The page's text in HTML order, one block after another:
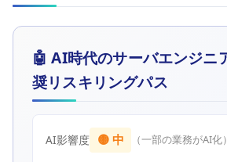
🤖 AI時代のサーバエンジニ
奨リスキリングパス
AI影響度 🟡 中 （一部の業務がAI化）